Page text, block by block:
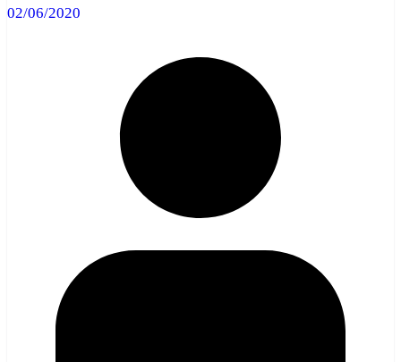
02/06/2020